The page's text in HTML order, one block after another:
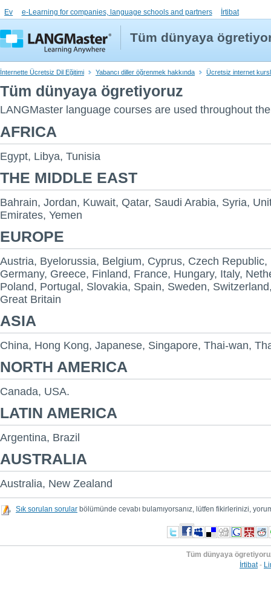
Ev e-Learning for companies, language schools and partners İrtibat
Tüm dünyaya
İnternette Ücretsiz Dil Eğitimi Yabancı diller öğrenmek hakkında Ücretsiz internet
Tüm dünyaya ögretiyoruz
LANGMaster language courses are used throughout
AFRICA
Egypt, Libya, Tunisia
THE MIDDLE EAST
Bahrain, Jordan, Kuwait, Qatar, Saudi Arabia, Syria,
Emirates, Yemen
EUROPE
Austria, Byelorussia, Belgium, Cyprus, Czech
Germany, Greece, Finland, France, Hungary, Italy,
Poland, Portugal, Slovakia, Spain, Sweden,
Great Britain
ASIA
China, Hong Kong, Japanese, Singapore, Thai-wan,
NORTH AMERICA
Canada, USA.
LATIN AMERICA
Argentina, Brazil
AUSTRALIA
Australia, New Zealand
Sık sorulan sorular bölümünde cevabı bulamıyorsanız, lütfen fikirlerinizi,
Tüm dünyaya
İrtibat-